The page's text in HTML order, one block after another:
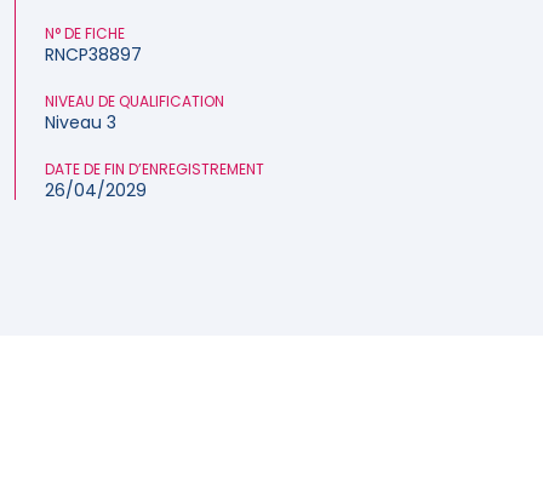
N° DE FICHE
RNCP38897
NIVEAU DE QUALIFICATION
Niveau 3
DATE DE FIN D’ENREGISTREMENT
26/04/2029